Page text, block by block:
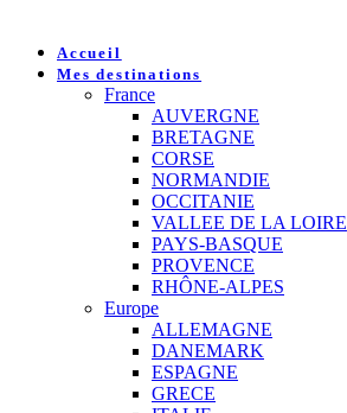
Accueil
Mes destinations
France
AUVERGNE
BRETAGNE
CORSE
NORMANDIE
OCCITANIE
VALLEE DE LA LOIRE
PAYS-BASQUE
PROVENCE
RHÔNE-ALPES
Europe
ALLEMAGNE
DANEMARK
ESPAGNE
GRECE